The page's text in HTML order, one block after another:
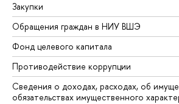
Закупки
Обращения граждан в НИУ ВШЭ
Фонд целевого капитала
Противодействие коррупции
Сведения о доходах, расходах, об
обязательствах имущественного